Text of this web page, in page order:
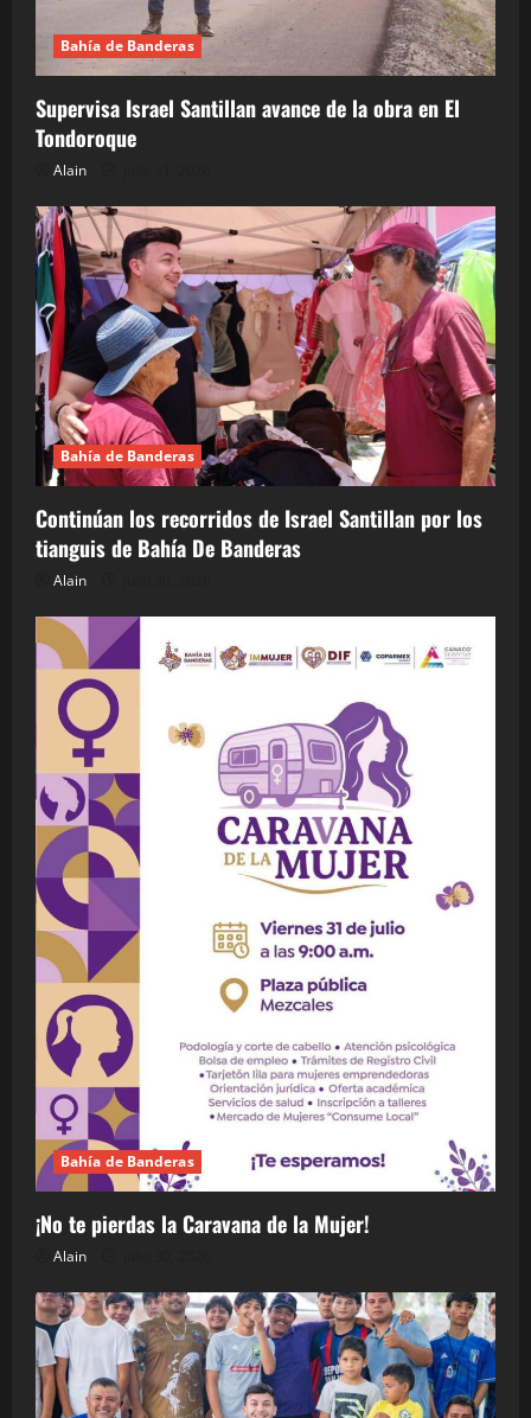
Bahía de Banderas
Supervisa Israel Santillan avance de la obra en El
Tondoroque
Alain
Bahía de Banderas
Continúan los recorridos de Israel Santillan por los
tianguis de Bahía De Banderas
Alain
Bahía de Banderas
¡No te pierdas la Caravana de la Mujer!
Alain